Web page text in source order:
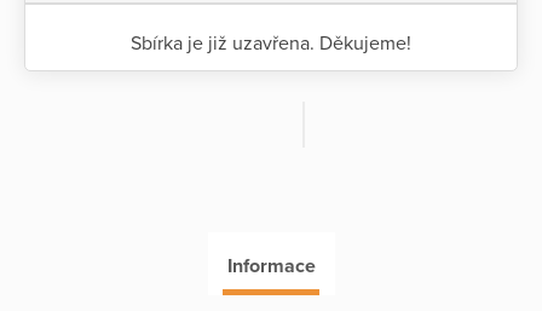
Sbírka je již uzavřena. Děkujeme!
Informace